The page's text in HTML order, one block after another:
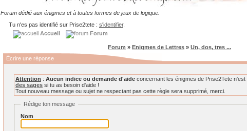
Forum dédié aux énigmes et à toutes formes de jeux de logique.
Tu n'es pas identifié sur Prise2tete : s'identifier.
Accueil
Forum
Forum » Enigmes de Lettres » Un, dos, tres ...
Écrire une réponse
Attention : Aucun indice ou demande d'aide concernant les énigmes de Prise2Tete
des sages si tu as besoin d'aide !
Tout nouveau message ou sujet ne respectant pas cette règle sera supprimé, merci.
Rédige ton message
Nom